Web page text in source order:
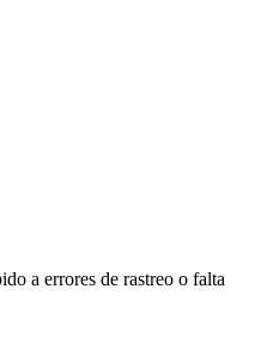
a errores de rastreo o falta